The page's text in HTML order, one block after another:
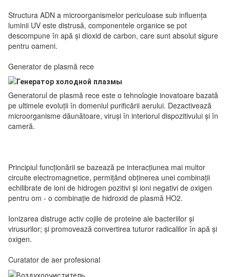
Structura ADN a microorganismelor periculoase sub influența
luminii UV este distrusă, componentele organice se pot
descompune în apă și dioxid de carbon, care sunt absolut sigure
pentru oameni.
Generator de plasmă rece
Generatorul de plasmă rece este o tehnologie inovatoare bazată
pe ultimele evoluții în domeniul purificării aerului. Dezactivează
microorganisme dăunătoare, viruși în interiorul dispozitivului și în
cameră.
Principiul funcționării se bazează pe interacțiunea mai multor
circuite electromagnetice, permițând obținerea unei combinații
echilibrate de ioni de hidrogen pozitivi și ioni negativi de oxigen
pentru om - o combinație de hidroxid de plasmă HO2.
Ionizarea distruge activ cojile de proteine ale bacteriilor și
virusurilor; și promovează convertirea tuturor radicalilor în apă și
oxigen.
Curatator de aer profesional